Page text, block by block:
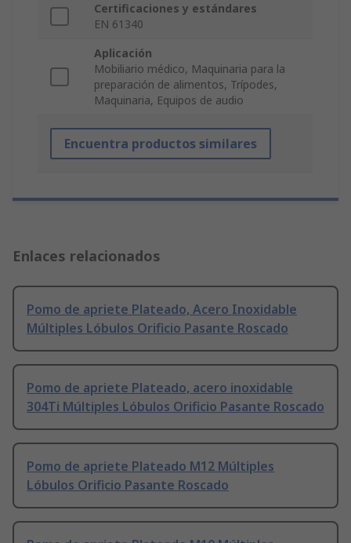
Certificaciones y estándares
EN 61340
Aplicación
Mobiliario médico, Maquinaria para la
preparación de alimentos, Trípodes,
Maquinaria, Equipos de audio
Encuentra productos similares
Enlaces relacionados
Pomo de apriete Plateado, Acero Inoxidable
Múltiples Lóbulos Orificio Pasante Roscado
Pomo de apriete Plateado, acero inoxidable
304Ti Múltiples Lóbulos Orificio Pasante Roscado
Pomo de apriete Plateado M12 Múltiples
Lóbulos Orificio Pasante Roscado